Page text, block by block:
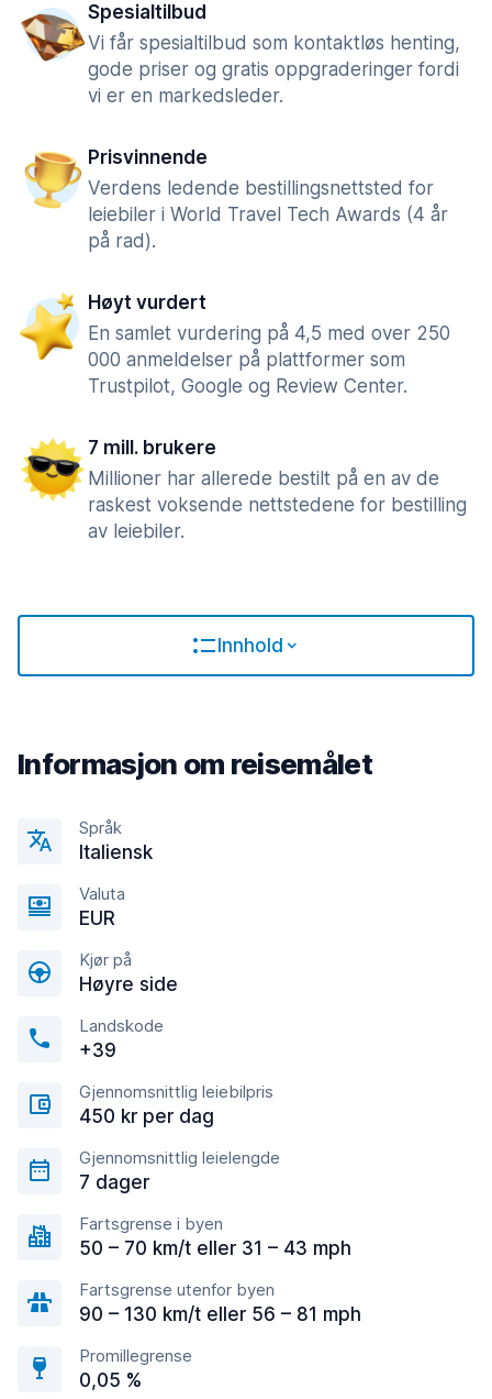
Spesialtilbud
Vi får spesialtilbud som kontaktløs henting,
gode priser og gratis oppgraderinger fordi
vi er en markedsleder.
Prisvinnende
Verdens ledende bestillingsnettsted for
leiebiler i World Travel Tech Awards (4 år
på rad).
Høyt vurdert
En samlet vurdering på 4,5 med over 250
000 anmeldelser på plattformer som
Trustpilot, Google og Review Center.
7 mill. brukere
Millioner har allerede bestilt på en av de
raskest voksende nettstedene for bestilling
av leiebiler.
Innhold
Informasjon om reisemålet
Språk
Italiensk
Valuta
EUR
Kjør på
Høyre side
Landskode
+39
Gjennomsnittlig leiebilpris
450 kr per dag
Gjennomsnittlig leielengde
7 dager
Fartsgrense i byen
50 – 70 km/t eller 31 – 43 mph
Fartsgrense utenfor byen
90 – 130 km/t eller 56 – 81 mph
Promillegrense
0,05 %